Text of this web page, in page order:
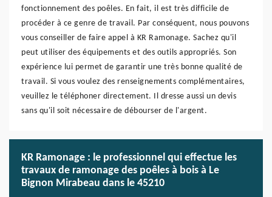
fonctionnement des poêles. En fait, il est très difficile de
procéder à ce genre de travail. Par conséquent, nous pouvons
vous conseiller de faire appel à KR Ramonage. Sachez qu'il
peut utiliser des équipements et des outils appropriés. Son
expérience lui permet de garantir une très bonne qualité de
travail. Si vous voulez des renseignements complémentaires,
veuillez le téléphoner directement. Il dresse aussi un devis
sans qu'il soit nécessaire de débourser de l'argent.
KR Ramonage : le professionnel qui effectue les
travaux de ramonage des poêles à bois à Le
Bignon Mirabeau dans le 45210